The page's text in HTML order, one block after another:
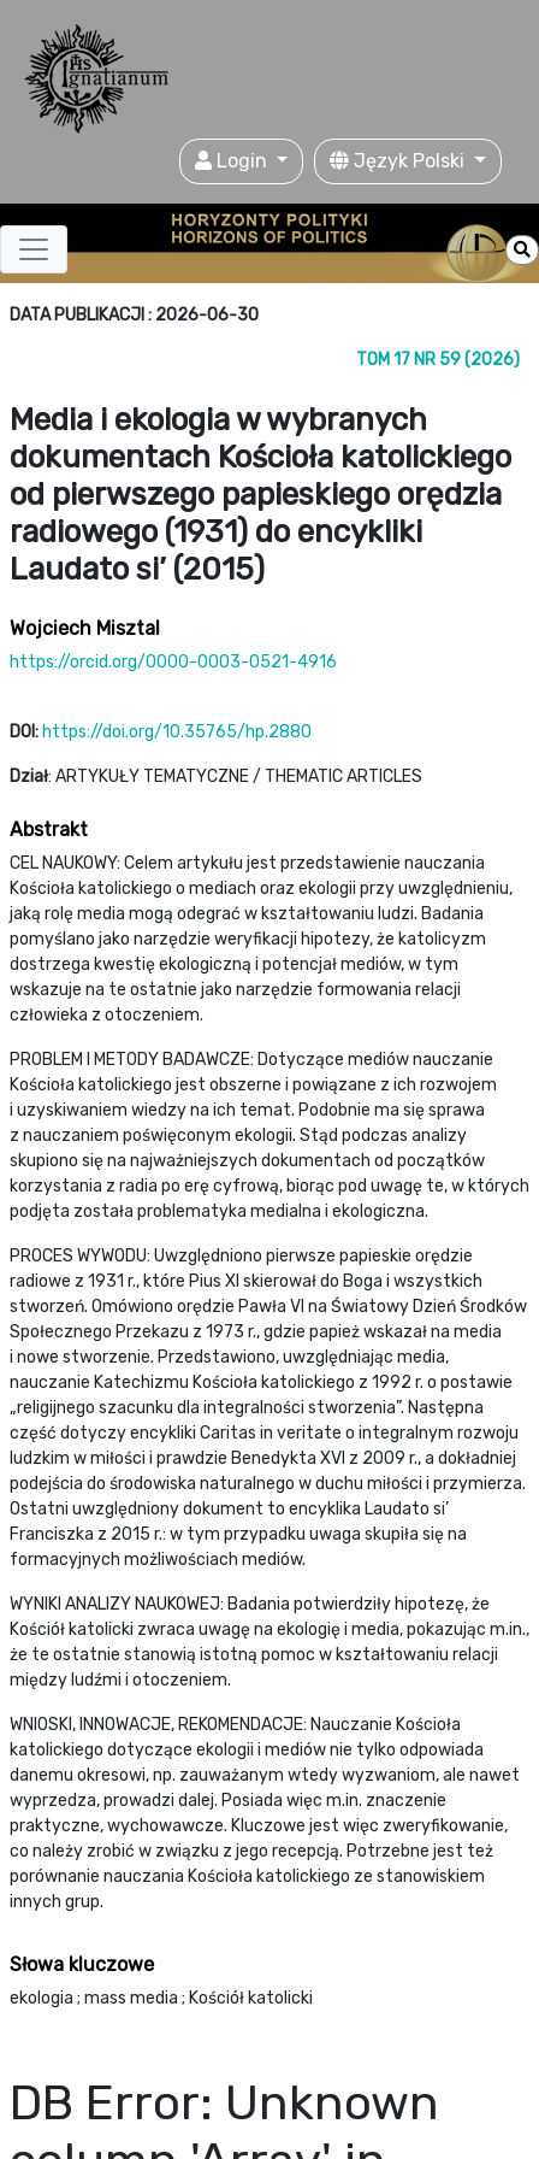
Login Język Polski
DATA PUBLIKACJI : 2026-06-30
TOM 17 NR 59 (2026)
Media i ekologia w wybranych
dokumentach Kościoła katolickiego
od pierwszego papieskiego orędzia
radiowego (1931) do encykliki
Laudato si’ (2015)
Wojciech Misztal
https://orcid.org/0000-0003-0521-4916
DOI: https://doi.org/10.35765/hp.2880
Dział: ARTYKUŁY TEMATYCZNE / THEMATIC ARTICLES
Abstrakt
CEL NAUKOWY: Celem artykułu jest przedstawienie nauczania
Kościoła katolickiego o mediach oraz ekologii przy uwzględnieniu,
jaką rolę media mogą odegrać w kształtowaniu ludzi. Badania
pomyślano jako narzędzie weryfikacji hipotezy, że katolicyzm
dostrzega kwestię ekologiczną i potencjał mediów, w tym
wskazuje na te ostatnie jako narzędzie formowania relacji
człowieka z otoczeniem.
PROBLEM I METODY BADAWCZE: Dotyczące mediów nauczanie
Kościoła katolickiego jest obszerne i powiązane z ich rozwojem
i uzyskiwaniem wiedzy na ich temat. Podobnie ma się sprawa
z nauczaniem poświęconym ekologii. Stąd podczas analizy
skupiono się na najważniejszych dokumentach od początków
korzystania z radia po erę cyfrową, biorąc pod uwagę te, w których
podjęta została problematyka medialna i ekologiczna.
PROCES WYWODU: Uwzględniono pierwsze papieskie orędzie
radiowe z 1931 r., które Pius XI skierował do Boga i wszystkich
stworzeń. Omówiono orędzie Pawła VI na Światowy Dzień Środków
Społecznego Przekazu z 1973 r., gdzie papież wskazał na media
i nowe stworzenie. Przedstawiono, uwzględniając media,
nauczanie Katechizmu Kościoła katolickiego z 1992 r. o postawie
„religijnego szacunku dla integralności stworzenia”. Następna
część dotyczy encykliki Caritas in veritate o integralnym rozwoju
ludzkim w miłości i prawdzie Benedykta XVI z 2009 r., a dokładniej
podejścia do środowiska naturalnego w duchu miłości i przymierza.
Ostatni uwzględniony dokument to encyklika Laudato si’
Franciszka z 2015 r.: w tym przypadku uwaga skupiła się na
formacyjnych możliwościach mediów.
WYNIKI ANALIZY NAUKOWEJ: Badania potwierdziły hipotezę, że
Kościół katolicki zwraca uwagę na ekologię i media, pokazując m.in.,
że te ostatnie stanowią istotną pomoc w kształtowaniu relacji
między ludźmi i otoczeniem.
WNIOSKI, INNOWACJE, REKOMENDACJE: Nauczanie Kościoła
katolickiego dotyczące ekologii i mediów nie tylko odpowiada
danemu okresowi, np. zauważanym wtedy wyzwaniom, ale nawet
wyprzedza, prowadzi dalej. Posiada więc m.in. znaczenie
praktyczne, wychowawcze. Kluczowe jest więc zweryfikowanie,
co należy zrobić w związku z jego recepcją. Potrzebne jest też
porównanie nauczania Kościoła katolickiego ze stanowiskiem
innych grup.
Słowa kluczowe
ekologia ; mass media ; Kościół katolicki
DB Error: Unknown